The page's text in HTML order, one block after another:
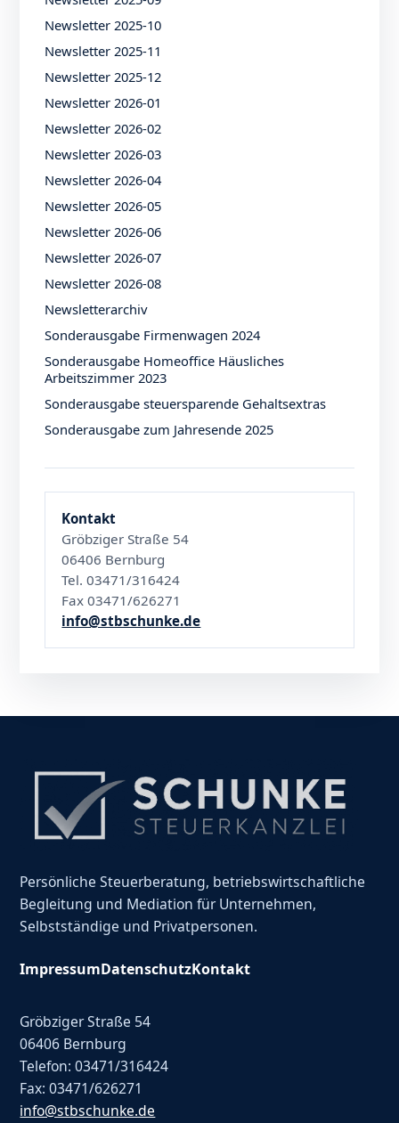
Newsletter 2025-10
Newsletter 2025-11
Newsletter 2025-12
Newsletter 2026-01
Newsletter 2026-02
Newsletter 2026-03
Newsletter 2026-04
Newsletter 2026-05
Newsletter 2026-06
Newsletter 2026-07
Newsletter 2026-08
Newsletterarchiv
Sonderausgabe Firmenwagen 2024
Sonderausgabe Homeoffice Häusliches
Arbeitszimmer 2023
Sonderausgabe steuersparende Gehaltsextras
Sonderausgabe zum Jahresende 2025
Kontakt
Gröbziger Straße 54
06406 Bernburg
Tel. 03471/316424
Fax 03471/626271
info@stbschunke.de
Persönliche Steuerberatung, betriebswirtschaftliche
Begleitung und Mediation für Unternehmen,
Selbstständige und Privatpersonen.
ImpressumDatenschutzKontakt
Gröbziger Straße 54
06406 Bernburg
Telefon: 03471/316424
Fax: 03471/626271
info@stbschunke.de